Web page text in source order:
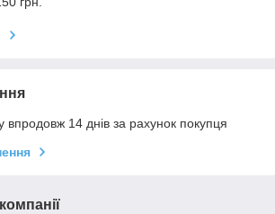
впродовж 14 днів за рахунок покупця